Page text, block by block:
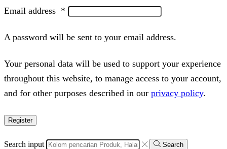
Email address *
A password will be sent to your email address.
Your personal data will be used to support your experience
throughout this website, to manage access to your account,
and for other purposes described in our privacy policy.
Register
Search input Search